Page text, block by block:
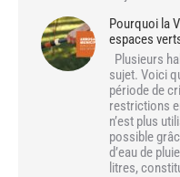
Pourquoi la
espaces
Plusieurs
sujet. Voici
période de
restrictions
n’est plus
possible
d’eau de
litres,